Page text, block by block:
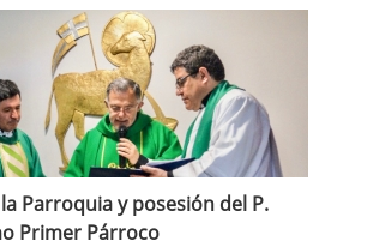
Parroquia y posesión del P.
Primer Párroco